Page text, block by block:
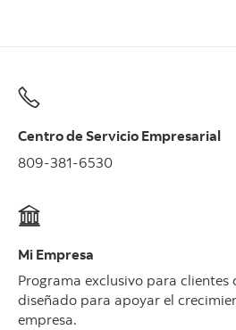
Centro de Servicio Empresarial
809-381-6530
Mi Empresa
Programa exclusivo para clientes
diseñado para apoyar el
empresa.